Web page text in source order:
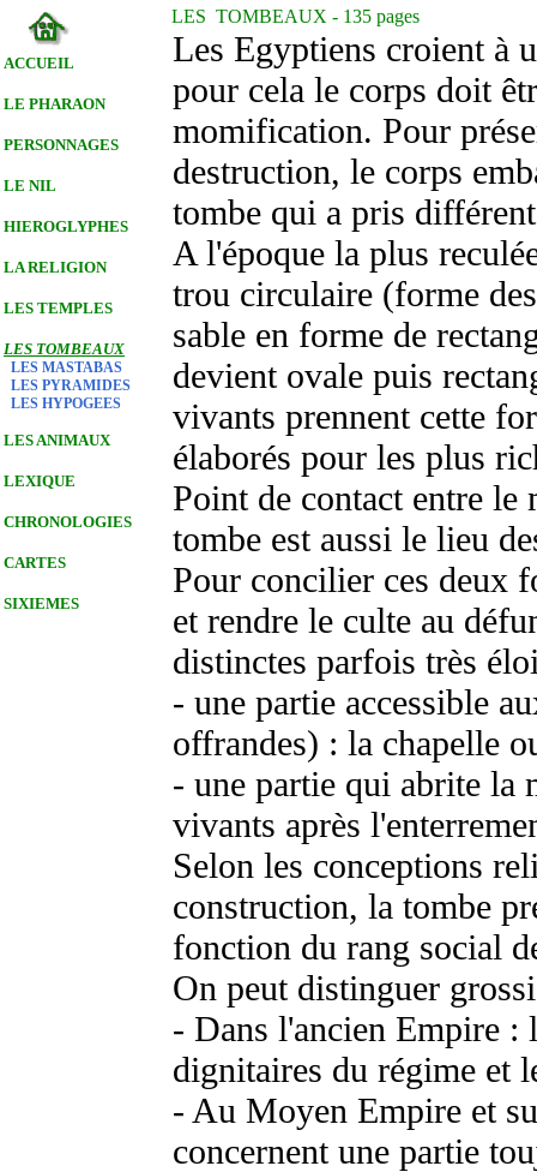
ACCUEIL
LE PHARAON
PERSONNAGES
LE NIL
HIEROGLYPHES
LA RELIGION
LES TEMPLES
LES TOMBEAUX
LES MASTABAS
LES PYRAMIDES
LES HYPOGEES
LES ANIMAUX
LEXIQUE
CHRONOLOGIES
CARTES
SIXIEMES
LES TOMBEAUX - 135 pages
Les Egyptiens croient à
pour cela le corps doit
momification. Pour
destruction, le corps
tombe qui a pris
A l'époque la plus
trou circulaire (forme
sable en forme de
devient ovale puis
vivants prennent cette
élaborés pour les plus
Point de contact entre le
tombe est aussi le lieu
Pour concilier ces deux
et rendre le culte au
distinctes parfois très
- une partie accessible
offrandes) : la chapelle
- une partie qui abrite la
vivants après
Selon les conceptions
construction, la tombe
fonction du rang social
On peut distinguer
- Dans l'ancien Empire :
dignitaires du régime et
- Au Moyen Empire et
concernent une partie